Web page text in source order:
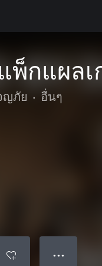
พ็กแผล
ญภัย • อื่นๆ
● ● ●